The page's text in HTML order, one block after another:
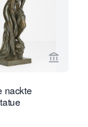
Toebosch
nackte